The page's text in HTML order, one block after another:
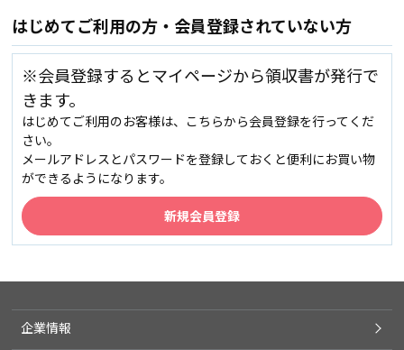
はじめてご利用の方・会員登録されていない方
※会員登録するとマイページから領収書が発行で
きます。
はじめてご利用のお客様は、こちらから会員登録を行ってくだ
さい。
メールアドレスとパスワードを登録しておくと便利にお買い物
ができるようになります。
企業情報